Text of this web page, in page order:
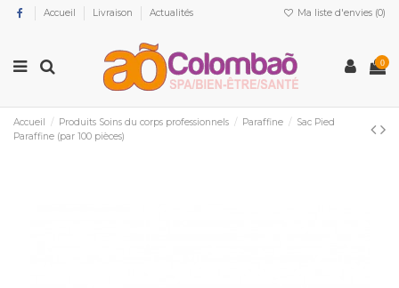
Accueil Livraison Actualités Ma liste d'envies (0)
0
Accueil Produits Soins du corps professionnels Paraffine
Sac Pied
Paraffine (par 100 pièces)